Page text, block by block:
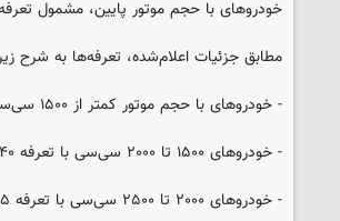
خودروهای با حجم موتور پایین، مشمول
مطابق جزئیات اعلام‌شده، تعرفه‌ها به شرح
- خودروهای با حجم موتور کمتر از ۱۵۰۰ سی‌سی با تعرفه ۲۰ درصد
- خودروهای ۱۵۰۰ تا ۲۰۰۰ سی‌سی با تعرفه ۴۰ درصد
- خودروهای ۲۰۰۰ تا ۲۵۰۰ سی‌سی با تعرفه ۱۵۵ درصد